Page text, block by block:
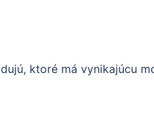
ktoré má vynikajúcu